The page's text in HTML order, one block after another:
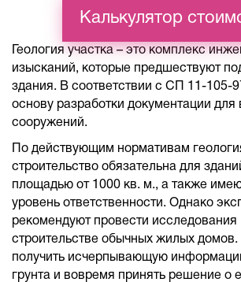
Калькулятор
Геология участка – это комплекс
изысканий, которые предшествуют
здания. В соответствии с СП 11-105-
основу разработки документации для
сооружений.
По действующим нормативам
строительство обязательна для
площадью от 1000 кв. м., а также
уровень ответственности. Однако
рекомендуют провести исследования
строительстве обычных жилых домов.
получить исчерпывающую
грунта и вовремя принять решение о